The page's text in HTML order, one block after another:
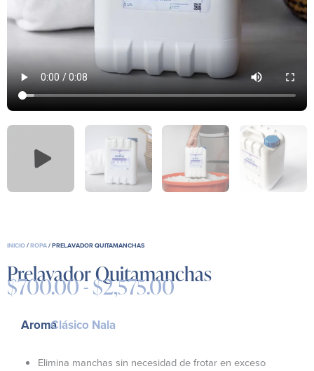
INICIO/ROPA/ PRELAVADOR QUITAMANCHAS
Prelavador Quitamanchas
$700.00-$2,575.00
$700.00
AromaClásico Nala
Elimina manchas sin necesidad de frotar en exceso